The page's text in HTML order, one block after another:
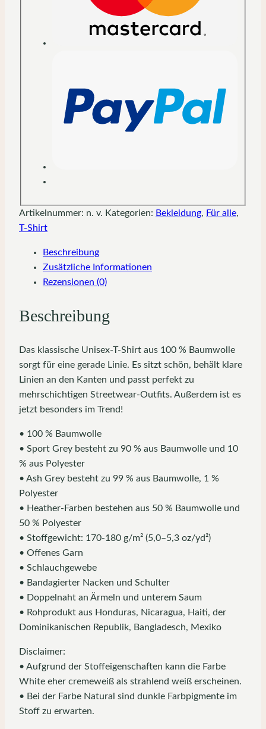
Artikelnummer: n. v. Kategorien: Bekleidung, Für alle,
T-Shirt
Beschreibung
Zusätzliche Informationen
Rezensionen (0)
Beschreibung
Das klassische Unisex-T-Shirt aus 100 % Baumwolle
sorgt für eine gerade Linie. Es sitzt schön, behält klare
Linien an den Kanten und passt perfekt zu
mehrschichtigen Streetwear-Outfits. Außerdem ist es
jetzt besonders im Trend!
• 100 % Baumwolle
• Sport Grey besteht zu 90 % aus Baumwolle und 10
% aus Polyester
• Ash Grey besteht zu 99 % aus Baumwolle, 1 %
Polyester
• Heather-Farben bestehen aus 50 % Baumwolle und
50 % Polyester
• Stoffgewicht: 170-180 g/m² (5,0–5,3 oz/yd²)
• Offenes Garn
• Schlauchgewebe
• Bandagierter Nacken und Schulter
• Doppelnaht an Ärmeln und unterem Saum
• Rohprodukt aus Honduras, Nicaragua, Haiti, der
Dominikanischen Republik, Bangladesch, Mexiko
Disclaimer:
• Aufgrund der Stoffeigenschaften kann die Farbe
White eher cremeweiß als strahlend weiß erscheinen.
• Bei der Farbe Natural sind dunkle Farbpigmente im
Stoff zu erwarten.